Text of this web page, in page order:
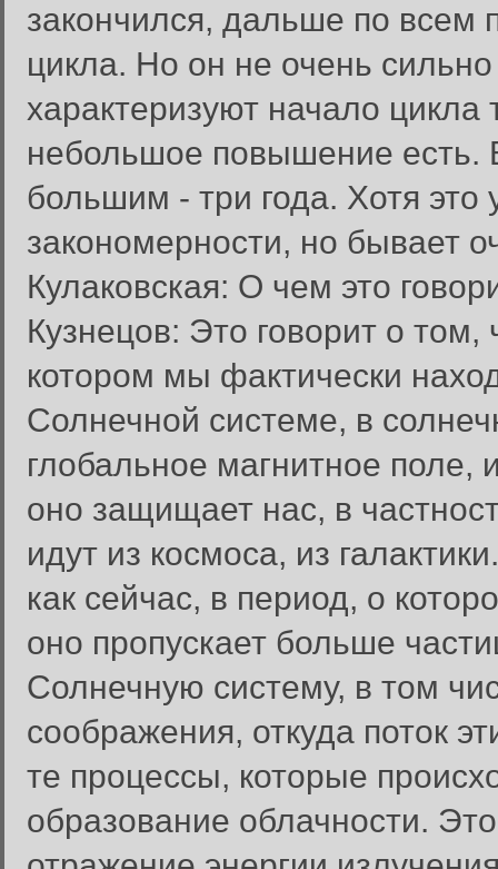
закончился, дальше по всем
цикла. Но он не очень
характеризуют начало
небольшое повышение есть.
большим - три года. Хотя
закономерности, но бывает
Кулаковская: О чем это
Кузнецов: Это говорит о
котором мы фактически
Солнечной системе, в
глобальное магнитное поле,
оно защищает нас, в
идут из космоса, из
как сейчас, в период, о
оно пропускает больше
Солнечную систему, в том
соображения, откуда поток
те процессы, которые
образование облачности.